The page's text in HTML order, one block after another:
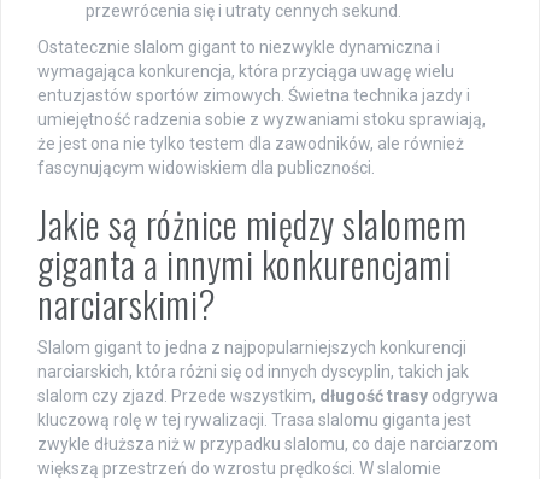
przewrócenia się i utraty cennych sekund.
Ostatecznie slalom gigant to niezwykle dynamiczna i
wymagająca konkurencja, która przyciąga uwagę wielu
entuzjastów sportów zimowych. Świetna technika jazdy i
umiejętność radzenia sobie z wyzwaniami stoku sprawiają,
że jest ona nie tylko testem dla zawodników, ale również
fascynującym widowiskiem dla publiczności.
Jakie są różnice między slalomem
giganta a innymi konkurencjami
narciarskimi?
Slalom gigant to jedna z najpopularniejszych konkurencji
narciarskich, która różni się od innych dyscyplin, takich jak
slalom czy zjazd. Przede wszystkim, długość trasy odgrywa
kluczową rolę w tej rywalizacji. Trasa slalomu giganta jest
zwykle dłuższa niż w przypadku slalomu, co daje narciarzom
większą przestrzeń do wzrostu prędkości. W slalomie